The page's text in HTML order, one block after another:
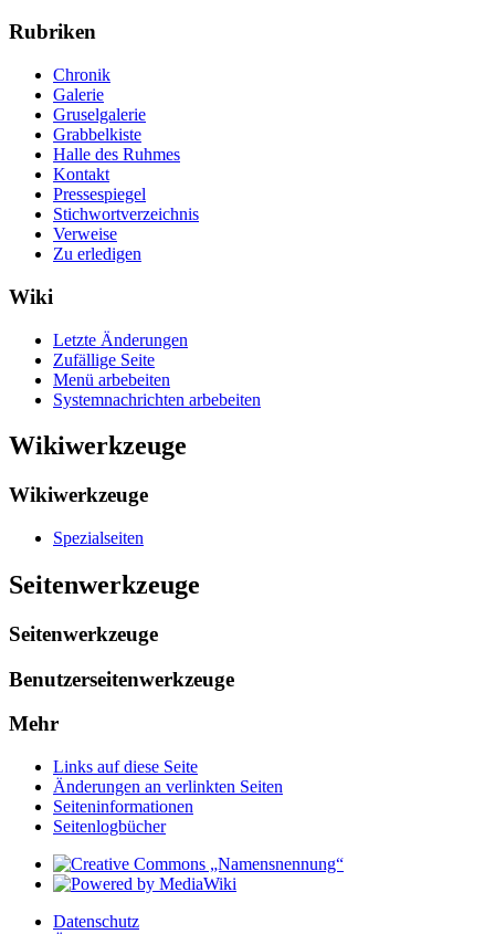
Rubriken
Chronik
Galerie
Gruselgalerie
Grabbelkiste
Halle des Ruhmes
Kontakt
Pressespiegel
Stichwortverzeichnis
Verweise
Zu erledigen
Wiki
Letzte Änderungen
Zufällige Seite
Menü arbebeiten
Systemnachrichten arbebeiten
Wikiwerkzeuge
Wikiwerkzeuge
Spezialseiten
Seitenwerkzeuge
Seitenwerkzeuge
Benutzerseitenwerkzeuge
Mehr
Links auf diese Seite
Änderungen an verlinkten Seiten
Seiten­­informationen
Seitenlogbücher
Datenschutz